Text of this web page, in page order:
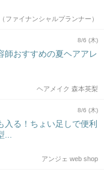
ファイナンシャルプランナー）
8/6 (木)
師おすすめの夏ヘアアレ
ヘアメイク 森本英梨
8/6 (木)
入る！ちょい足しで便利
アンジェ web shop